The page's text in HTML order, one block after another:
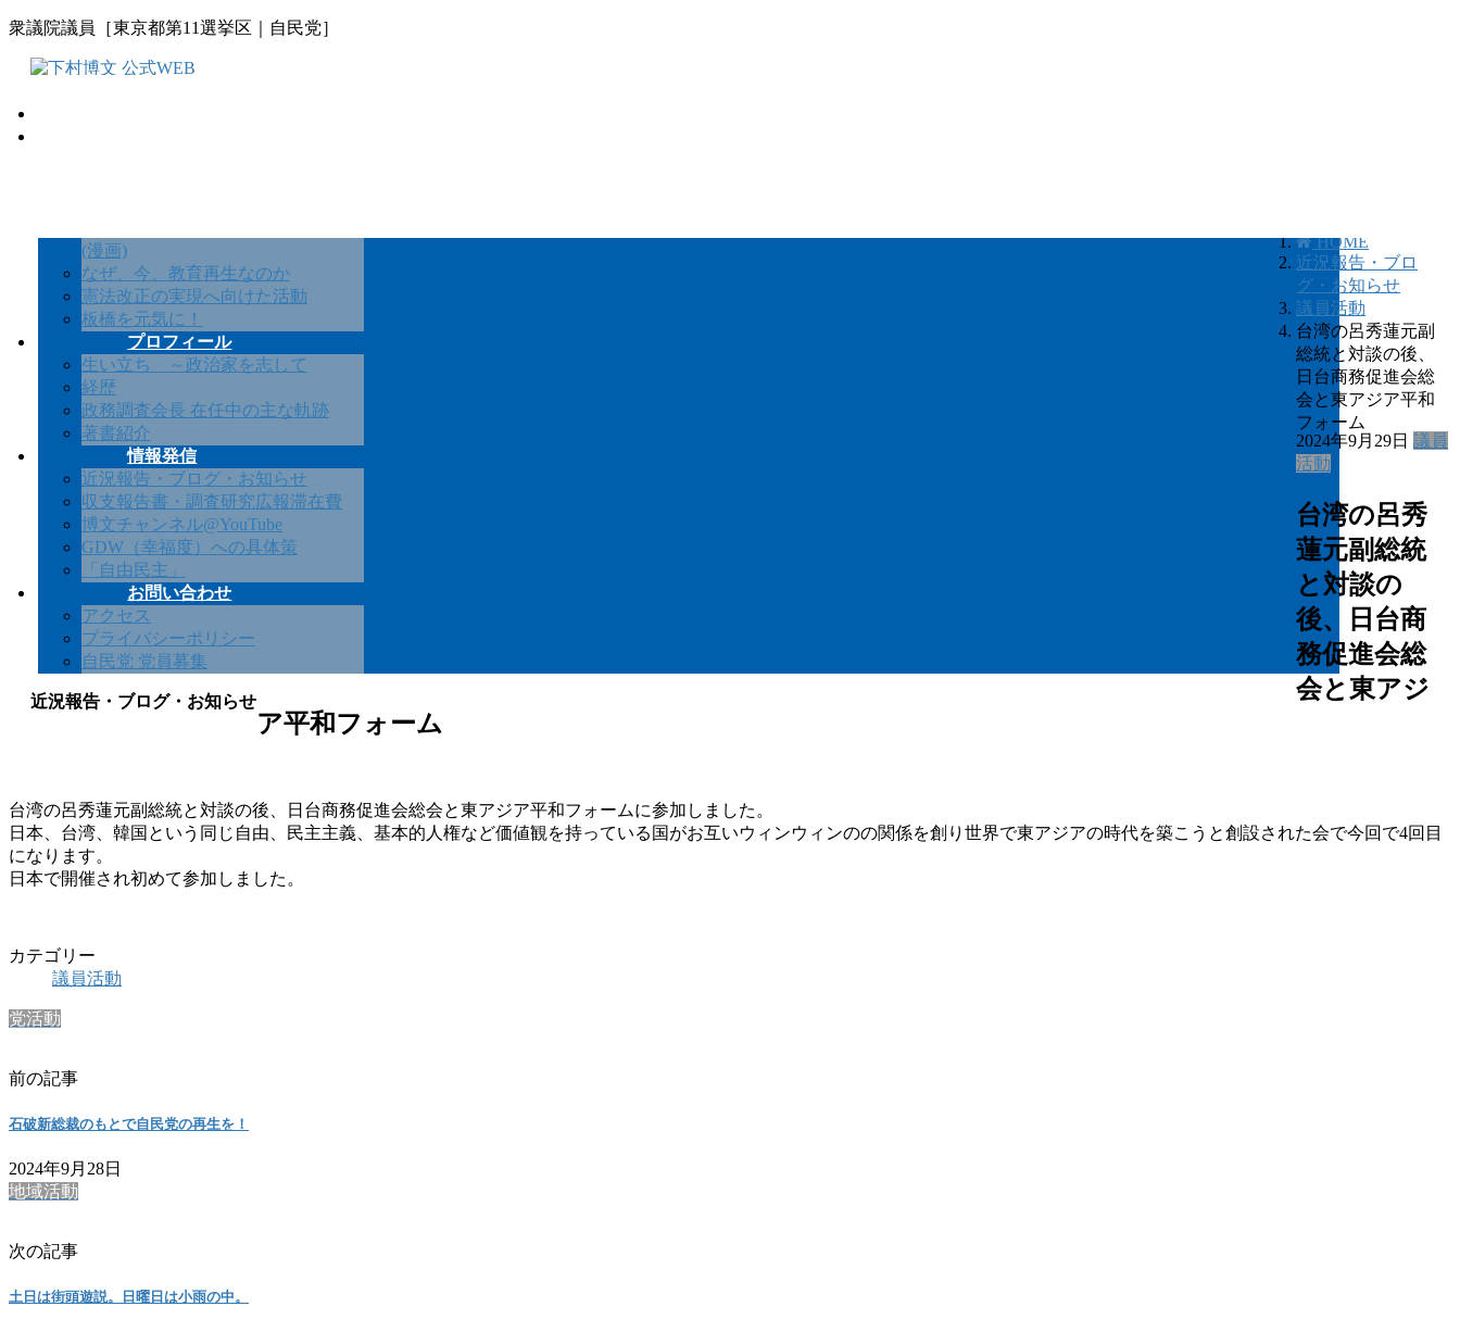
コ
ツ
に
ナ
シ
ョ
衆議院議員［東京都第11選挙区｜自民党］
(漫画)
なぜ、今、教育再生なのか
憲法改正の実現へ向けた活動
板橋を元気に！
プロフィール
生い立ち ～政治家を志して
経歴
政務調査会長 在任中の主な軌跡
著書紹介
情報発信
近況報告・ブログ・お知らせ
収支報告書・調査研究広報滞在費
博文チャンネル@YouTube
GDW（幸福度）への具体策
「自由民主」
お問い合わせ
アクセス
プライバシーポリシー
自民党 党員募集
近況報告・ブログ・お知らせ
HOME
近況報告・ブロ
グ・お知らせ
議員活動
台湾の呂秀蓮元副
総統と対談の後、
日台商務促進会総
会と東アジア平和
フォーム
2024年9月29日 議員
活動
台湾の呂秀
蓮元副総統
と対談の
後、日台商
務促進会総
会と東アジ
ア平和フォーム
台湾の呂秀蓮元副総統と対談の後、日台商務促進会総会と東アジア平和フォームに参加しました。
日本、台湾、韓国という同じ自由、民主主義、基本的人権など価値観を持っている国がお互いウィンウィンのの関係を創り世界で東アジアの時代を築こうと創設された会で今回で4回目
になります。
日本で開催され初めて参加しました。
カテゴリー
議員活動
党活動
前の記事
石破新総裁のもとで自民党の再生を！
2024年9月28日
地域活動
次の記事
土日は街頭遊説。日曜日は小雨の中。